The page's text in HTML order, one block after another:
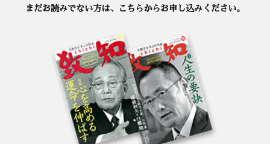
まだお読みでない方は、こちらからお申し込みください。